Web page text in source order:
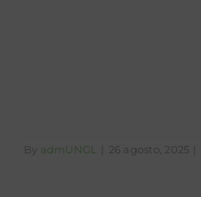
By admUNGL 26 agosto, 2025